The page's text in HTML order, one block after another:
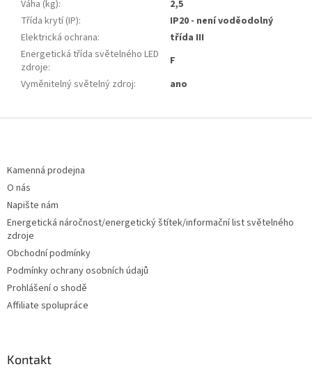
Váha (kg):
2,5
Třída krytí (IP):
IP20 - není voděodolný
Elektrická ochrana:
třída III
Energetická třída světelného LED
zdroje:
F
Vyměnitelný světelný zdroj: ano
Kamenná prodejna
O nás
Napište nám
Energetická náročnost/energetický štítek/informační list světelného
zdroje
Obchodní podmínky
Podmínky ochrany osobních údajů
Prohlášení o shodě
Affiliate spolupráce
Kontakt